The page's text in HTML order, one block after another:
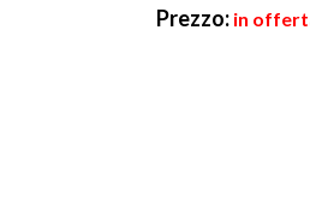
Prezzo: in